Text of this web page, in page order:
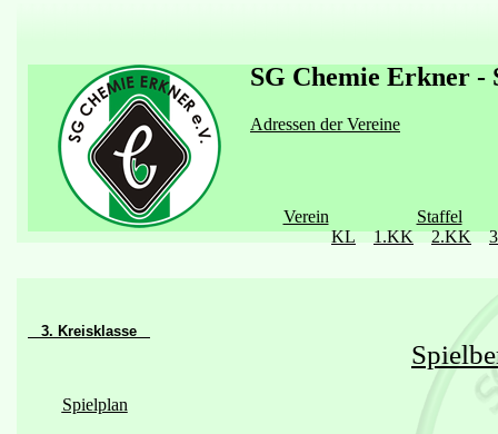
SG Chemie Erkner -
Adressen der Vereine
Verein
Staffel
KL
1.KK 2.KK
3. Kreisklasse
Spielplan